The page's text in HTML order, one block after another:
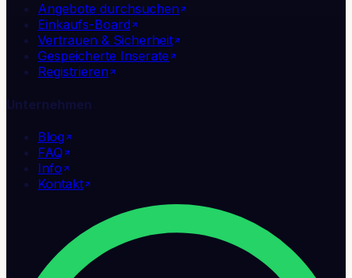
Angebote durchsuchen
Einkaufs-Board
Vertrauen & Sicherheit
Gespeicherte Inserate
Registrieren
Unternehmen
Blog
FAQ
Info
Kontakt